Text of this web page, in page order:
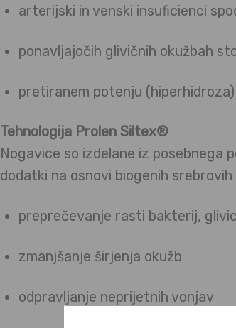
arterijski in venski insuficienci
ponavljajočih glivičnih okužbah
pretiranem potenju (hiperhidroza)
Tehnologija Prolen Siltex®
Nogavice so izdelane iz posebnega
dodatki na osnovi biogenih
preprečevanje rasti bakterij,
zmanjšanje širjenja okužb
odpravljanje neprijetnih vonjav